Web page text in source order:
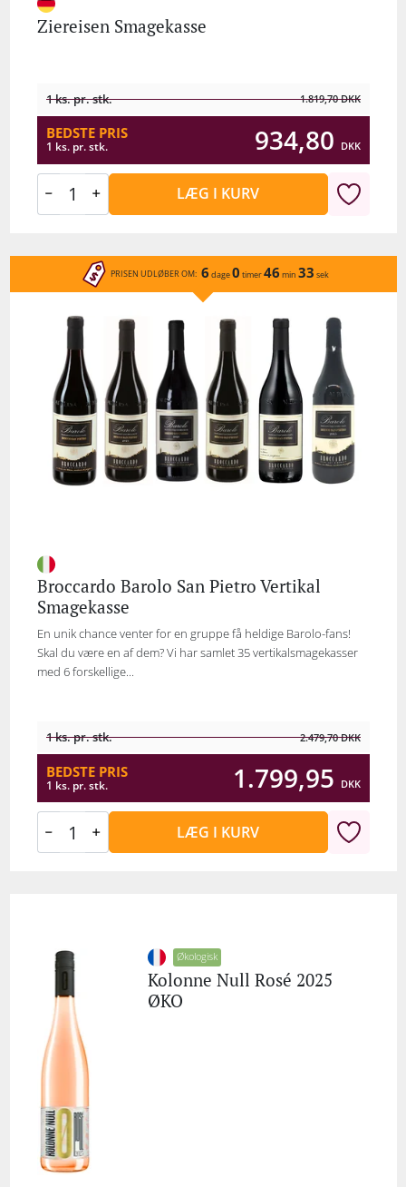
Ziereisen Smagekasse
1 ks. pr. stk. 1.819,70DKK
BEDSTE PRIS
1 ks. pr. stk. 934,80 DKK
LÆG I KURV
PRISEN UDLØBER OM: 6 dage0 timer46 min 33 sek
Broccardo Barolo San Pietro Vertikal
Smagekasse
En unik chance venter for en gruppe få heldige Barolo-fans!
Skal du være en af dem? Vi har samlet 35 vertikalsmagekasser
med 6 forskellige...
1 ks. pr. stk. 2.479,70DKK
BEDSTE PRIS
1 ks. pr. stk. 1.799,95 DKK
LÆG I KURV
Økologisk
Kolonne Null Rosé 2025
ØKO